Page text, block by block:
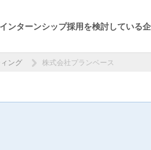
インターンシップ採用を検討している
ング 株式会社プランベース